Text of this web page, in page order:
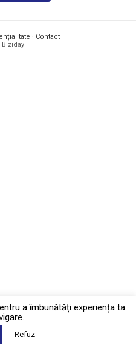
· Contact
a îmbunătăți experiența ta
Refuz